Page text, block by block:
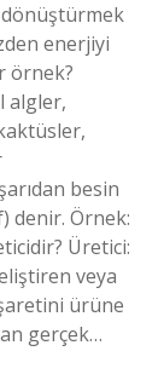
enerjiyi
örnek?
algler,
besin
denir. Örnek:
Üretici:
veya
ürüne
gerçek…